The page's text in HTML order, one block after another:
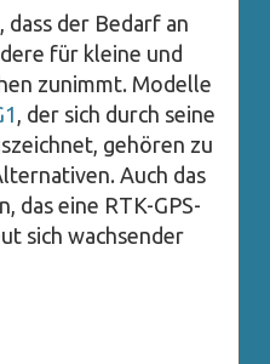
dass der Bedarf an
für kleine und
zunimmt. Modelle
, der sich durch seine
gehören zu
Auch das
das eine RTK-GPS-
sich wachsender